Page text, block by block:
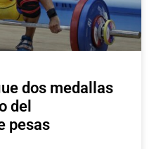
dos medallas
del
pesas